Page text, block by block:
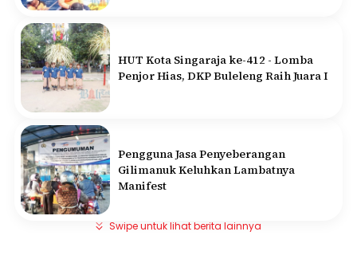
HUT Kota Singaraja ke-412 - Lomba
Penjor Hias, DKP Buleleng Raih Juara I
Pengguna Jasa Penyeberangan
Gilimanuk Keluhkan Lambatnya
Manifest
Swipe untuk lihat berita lainnya